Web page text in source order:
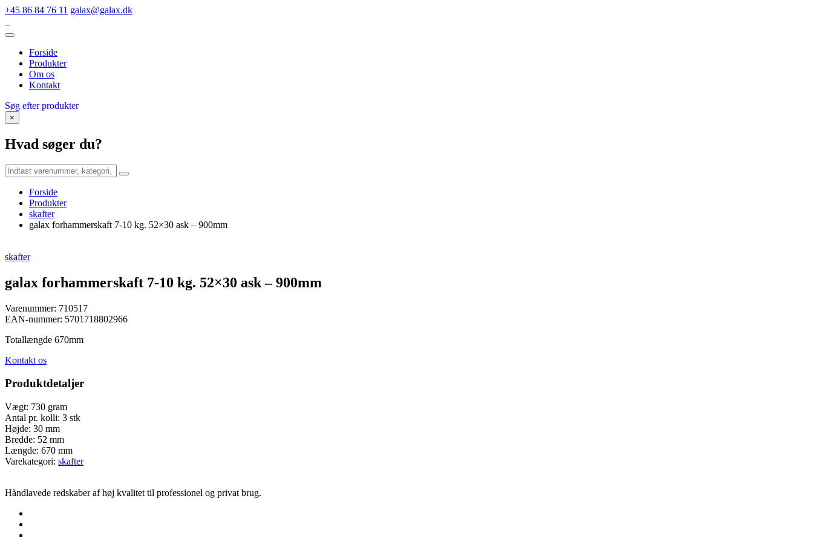
+45 86 84 76 11 galax@galax.dk
Forside
Produkter
Om os
Kontakt
Søg efter produkter
×
Hvad søger du?
Forside
Produkter
skafter
galax forhammerskaft 7-10 kg. 52×30 ask – 900mm
skafter
galax forhammerskaft 7-10 kg. 52×30 ask – 900mm
Varenummer: 710517
EAN-nummer: 5701718802966
Totallængde 670mm
Kontakt os
Produktdetaljer
Vægt: 730 gram
Antal pr. kolli: 3 stk
Højde: 30 mm
Bredde: 52 mm
Længde: 670 mm
Varekategori: skafter
Håndlavede redskaber af høj kvalitet til professionel og privat brug.